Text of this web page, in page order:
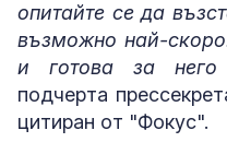
опитайте се да
възможно най-
и готова за
подчерта
цитиран от "Фокус".